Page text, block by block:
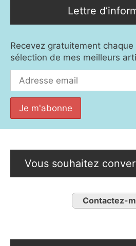
Lettre
Recevez gratuitement
sélection de mes meilleurs
Vous souhaitez
Contactez-